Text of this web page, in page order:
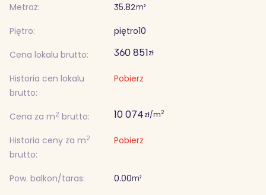
Metraż:
35.82m²
Piętro: piętro10
Cena lokalu brutto:
360 851zł
Historia cen lokalu
brutto:
Pobierz
Cena za m2 brutto: 10 074zł/m2
Historia ceny za m2
brutto:
Pobierz
Pow. balkon/taras: 0.00m²